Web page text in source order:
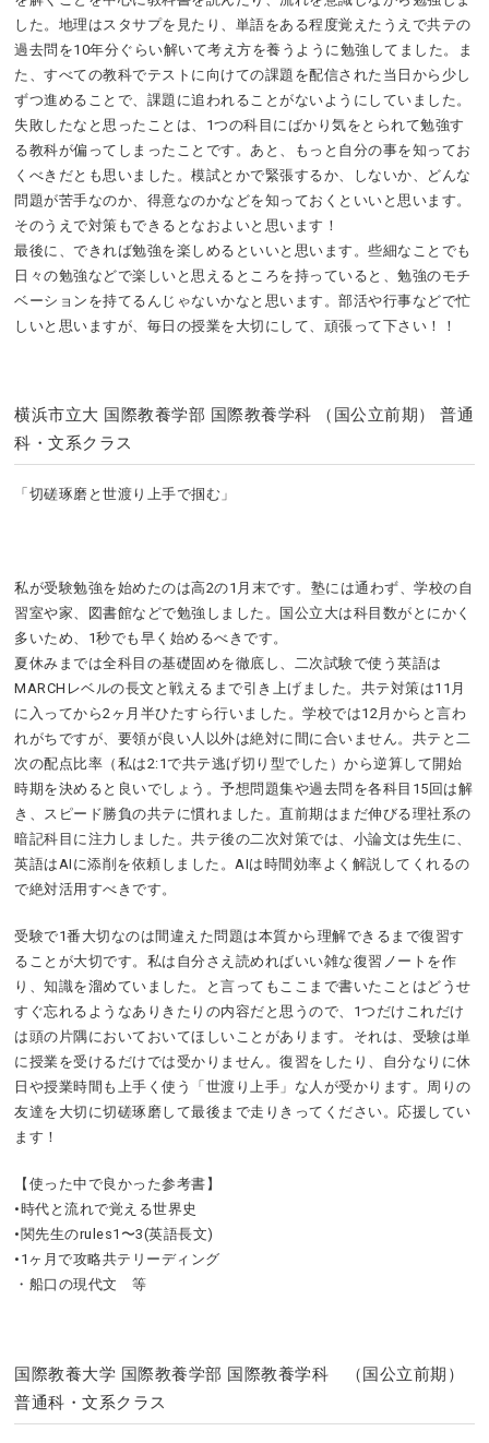
した。地理はスタサプを見たり、単語をある程度覚えたうえで共テの
過去問を10年分ぐらい解いて考え方を養うように勉強してました。ま
た、すべての教科でテストに向けての課題を配信された当日から少し
ずつ進めることで、課題に追われることがないようにしていました。
失敗したなと思ったことは、1つの科目にばかり気をとられて勉強す
る教科が偏ってしまったことです。あと、もっと自分の事を知ってお
くべきだとも思いました。模試とかで緊張するか、しないか、どんな
問題が苦手なのか、得意なのかなどを知っておくといいと思います。
そのうえで対策もできるとなおよいと思います！
最後に、できれば勉強を楽しめるといいと思います。些細なことでも
日々の勉強などで楽しいと思えるところを持っていると、勉強のモチ
ベーションを持てるんじゃないかなと思います。部活や行事などで忙
しいと思いますが、毎日の授業を大切にして、頑張って下さい！！
横浜市立大 国際教養学部 国際教養学科 （国公立前期） 普通
科・文系クラス
「切磋琢磨と世渡り上手で掴む」
私が受験勉強を始めたのは高2の1月末です。塾には通わず、学校の自
習室や家、図書館などで勉強しました。国公立大は科目数がとにかく
多いため、1秒でも早く始めるべきです。
夏休みまでは全科目の基礎固めを徹底し、二次試験で使う英語は
MARCHレベルの長文と戦えるまで引き上げました。共テ対策は11月
に入ってから2ヶ月半ひたすら行いました。学校では12月からと言わ
れがちですが、要領が良い人以外は絶対に間に合いません。共テと二
次の配点比率（私は2:1で共テ逃げ切り型でした）から逆算して開始
時期を決めると良いでしょう。予想問題集や過去問を各科目15回は解
き、スピード勝負の共テに慣れました。直前期はまだ伸びる理社系の
暗記科目に注力しました。共テ後の二次対策では、小論文は先生に、
英語はAIに添削を依頼しました。AIは時間効率よく解説してくれるの
で絶対活用すべきです。
受験で1番大切なのは間違えた問題は本質から理解できるまで復習す
ることが大切です。私は自分さえ読めればいい雑な復習ノートを作
り、知識を溜めていました。と言ってもここまで書いたことはどうせ
すぐ忘れるようなありきたりの内容だと思うので、1つだけこれだけ
は頭の片隅においておいてほしいことがあります。それは、受験は単
に授業を受けるだけでは受かりません。復習をしたり、自分なりに休
日や授業時間も上手く使う「世渡り上手」な人が受かります。周りの
友達を大切に切磋琢磨して最後まで走りきってください。応援してい
ます！
【使った中で良かった参考書】
•時代と流れで覚える世界史
•関先生のrules1〜3(英語長文)
•1ヶ月で攻略共テリーディング
・船口の現代文 等
国際教養大学 国際教養学部 国際教養学科 （国公立前期）
普通科・文系クラス